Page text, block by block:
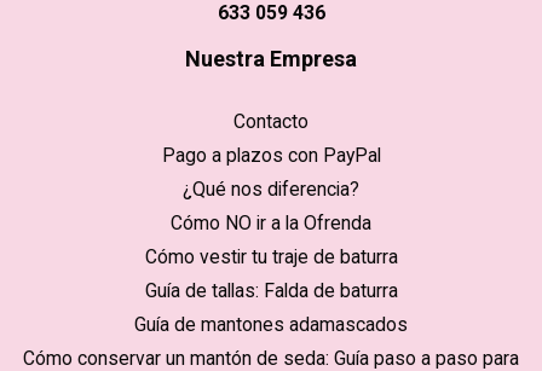
633 059 436
Nuestra Empresa
Contacto
Pago a plazos con PayPal
¿Qué nos diferencia?
Cómo NO ir a la Ofrenda
Cómo vestir tu traje de baturra
Guía de tallas: Falda de baturra
Guía de mantones adamascados
Cómo conservar un mantón de seda: Guía paso a paso para